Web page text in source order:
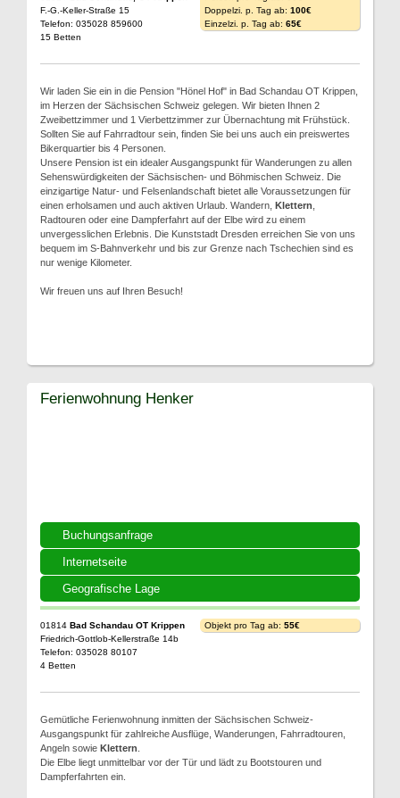
F.-G.-Keller-Straße 15
Telefon: 035028 859600
15 Betten
Doppelzi. p. Tag ab: 100€
Einzelzi. p. Tag ab: 65€
Wir laden Sie ein in die Pension "Hönel Hof" in Bad Schandau OT Krippen,
im Herzen der Sächsischen Schweiz gelegen. Wir bieten Ihnen 2
Zweibettzimmer und 1 Vierbettzimmer zur Übernachtung mit Frühstück.
Sollten Sie auf Fahrradtour sein, finden Sie bei uns auch ein preiswertes
Bikerquartier bis 4 Personen.
Unsere Pension ist ein idealer Ausgangspunkt für Wanderungen zu allen
Sehenswürdigkeiten der Sächsischen- und Böhmischen Schweiz. Die
einzigartige Natur- und Felsenlandschaft bietet alle Voraussetzungen für
einen erholsamen und auch aktiven Urlaub. Wandern, Klettern
Radtouren oder eine Dampferfahrt auf der Elbe wird zu einem
unvergesslichen Erlebnis. Die Kunststadt Dresden erreichen Sie von uns
bequem im S-Bahnverkehr und bis zur Grenze nach Tschechien sind es
nur wenige Kilometer.
Wir freuen uns auf Ihren Besuch!
Buchungsanfrage
Internetseite
Geografische Lage
Ferienwohnung Henker
01814 Bad Schandau OT Krippen
Friedrich-Gottlob-Kellerstraße 14b
Telefon: 035028 80107
4 Betten
Objekt pro Tag ab: 55€
Gemütliche Ferienwohnung inmitten der Sächsischen Schweiz-
Ausgangspunkt für zahlreiche Ausflüge, Wanderungen, Fahrradtouren,
Angeln sowie Klettern
Die Elbe liegt unmittelbar vor der Tür und lädt zu Bootstouren und
Dampferfahrten ein.